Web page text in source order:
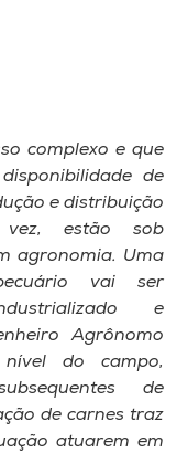
complexo e que
de
e distribuição
estão sob
agronomia. Uma
vai ser
e
Agrônomo
do campo,
de
de carnes traz
atuarem em